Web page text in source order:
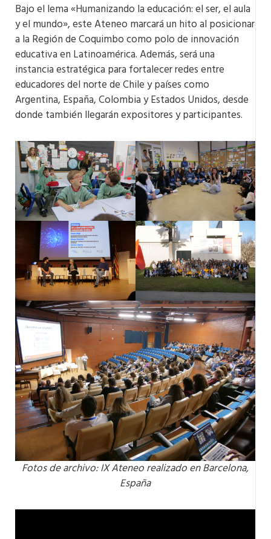
Bajo el lema «Humanizando la educación: el ser, el aula
y el mundo», este Ateneo marcará un hito al posicionar
a la Región de Coquimbo como polo de innovación
educativa en Latinoamérica. Además, será una
instancia estratégica para fortalecer redes entre
educadores del norte de Chile y países como
Argentina, España, Colombia y Estados Unidos, desde
donde también llegarán expositores y participantes.
Fotos de archivo: IX Ateneo realizado en Barcelona,
España